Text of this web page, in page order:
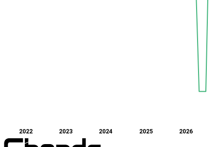
2022 2023 2024 2025 2026